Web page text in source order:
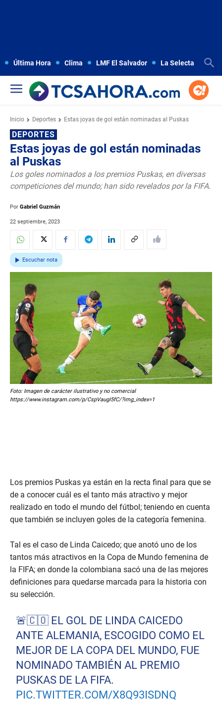
Última Hora Clima LMF El Salvador La Selecta
Inicio Deportes Estas joyas de gol están nominadas al Puskas
DEPORTES
Estas joyas de gol están nominadas
al Puskas
Los goles nominados a los premios Puskas, en diversas
competiciones del mundo; han sido revelados por la FIFA.
Por Gabriel Guzmán
22 septiembre, 2023
Escuchar nota
Foto: Imagen de carácter ilustrativo y no comercial
https://www.instagram.com/p/CspVaugI5fC/?img_index=1
Los premios Puskas ya están en la recta final para que se
de a conocer cuál es el tanto más atractivo y mejor
realizado en todo el mundo del fútbol; teniendo en cuenta
que también se incluyen goles de la categoría femenina.
Tal es el caso de Linda Caicedo; que anotó uno de los
tantos más atractivos en la Copa de Mundo femenina de
la FIFA; en donde la colombiana sacó una de las mejores
definiciones para quedarse marcada para la historia con
su selección.
🚨🇨🇴 EL GOL DE LINDA CAICEDO
ANTE ALEMANIA, ESCOGIDO COMO EL
MEJOR DE LA COPA DEL MUNDO, FUE
NOMINADO TAMBIÉN AL PREMIO
PUSKAS DE LA FIFA.
PIC.TWITTER.COM/X8Q93ISDNQ